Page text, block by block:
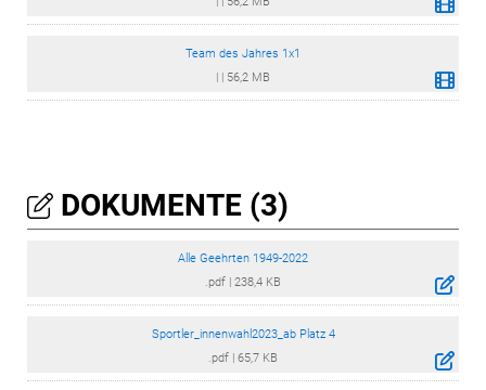
Team des Jahres 1x1
56,2 MB
DOKUMENTE (3)
Alle Geehrten 1949-2022
.pdf
238,4 KB
Sportler_innenwahl2023_ab Platz 4
.pdf
65,7 KB